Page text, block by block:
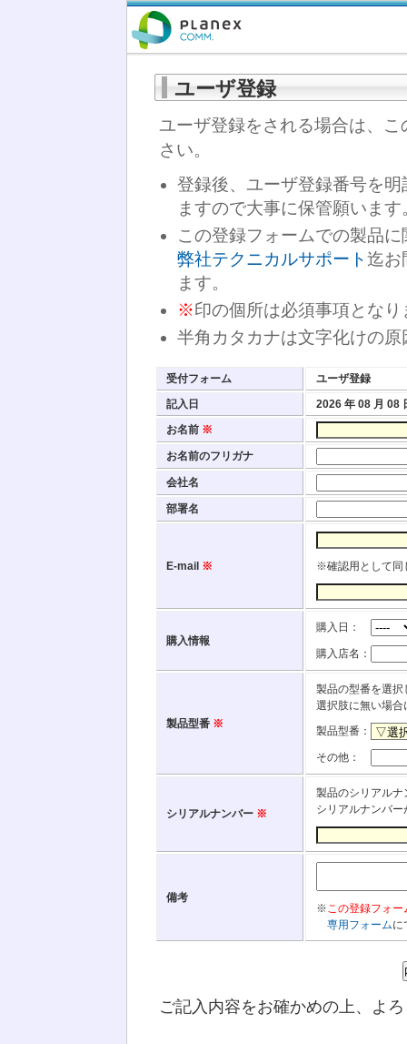
ユーザ登録
ユーザ登録をされる場合は、
さい。
登録後、ユーザ登録番号を
ますので大事に保管願います
この登録フォームでの製品
弊社テクニカルサポート迄お
ます。
※印の個所は必須事項とな
半角カタカナは文字化けの
受付フォーム
ユーザ登録
記入日
2026 年 08 月 08
お名前 ※
お名前のフリガナ
会社名
部署名
E-mail ※ ※確認用として同
購入情報
購入日：
購入店名：
製品型番 ※
製品の型番を選択
選択肢に無い場
製品型番：
その他：
シリアルナンバー ※
製品のシリアル
シリアルナンバ
備考
※この登録フォ
専用フォームに
ご記入内容をお確かめの上、よ